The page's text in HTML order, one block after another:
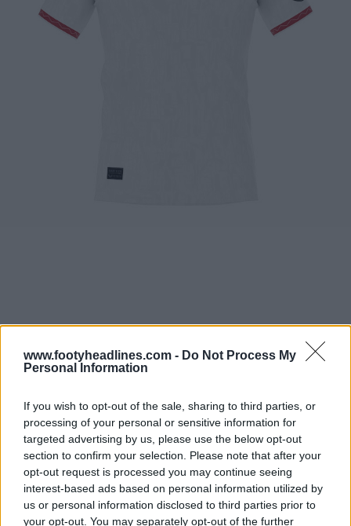
www.footyheadlines.com - Do Not Process My
Personal Information
If you wish to opt-out of the sale, sharing to third parties, or
processing of your personal or sensitive information for
targeted advertising by us, please use the below opt-out
section to confirm your selection. Please note that after your
opt-out request is processed you may continue seeing
interest-based ads based on personal information utilized by
us or personal information disclosed to third parties prior to
your opt-out. You may separately opt-out of the further